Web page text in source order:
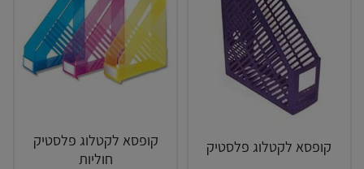
קופסא לקטלוג פלסטיק
קופסא לקטלוג פלסטיק
חוליות